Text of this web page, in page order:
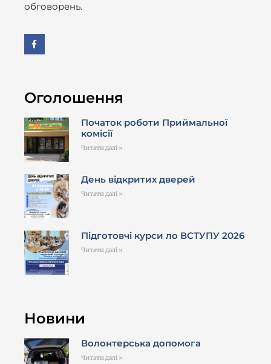
обговорень.
Оголошення
Початок роботи Приймальної
комісії
Читати далі »
День відкритих дверей
Читати далі »
Підготовчі курси ло ВСТУПУ 2026
Читати далі »
Новини
Волонтерська допомога
Читати далі »